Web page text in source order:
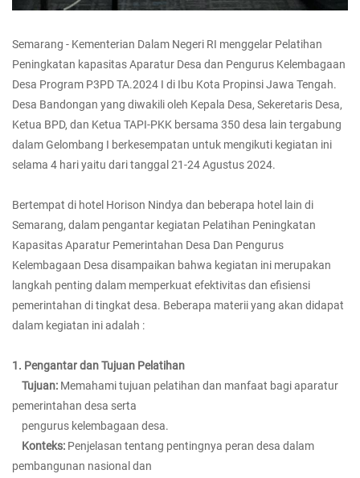
Semarang - Kementerian Dalam Negeri RI menggelar Pelatihan
Peningkatan kapasitas Aparatur Desa dan Pengurus Kelembagaan
Desa Program P3PD TA.2024 I di Ibu Kota Propinsi Jawa Tengah.
Desa Bandongan yang diwakili oleh Kepala Desa, Sekeretaris Desa,
Ketua BPD, dan Ketua TAPI-PKK bersama 350 desa lain tergabung
dalam Gelombang I berkesempatan untuk mengikuti kegiatan ini
selama 4 hari yaitu dari tanggal 21-24 Agustus 2024.
Bertempat di hotel Horison Nindya dan beberapa hotel lain di
Semarang, dalam pengantar kegiatan Pelatihan Peningkatan
Kapasitas Aparatur Pemerintahan Desa Dan Pengurus
Kelembagaan Desa disampaikan bahwa kegiatan ini merupakan
langkah penting dalam memperkuat efektivitas dan efisiensi
pemerintahan di tingkat desa. Beberapa materii yang akan didapat
dalam kegiatan ini adalah :
1. Pengantar dan Tujuan Pelatihan
Tujuan: Memahami tujuan pelatihan dan manfaat bagi aparatur
pemerintahan desa serta
pengurus kelembagaan desa.
Konteks: Penjelasan tentang pentingnya peran desa dalam
pembangunan nasional dan